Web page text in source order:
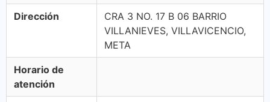
Dirección
CRA 3 NO. 17 B 06 BARRIO
VILLANIEVES, VILLAVICENCIO,
META
Horario de
atención